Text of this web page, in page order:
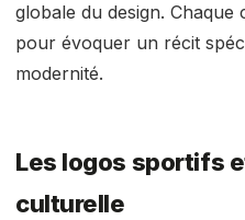
globale du design.
pour évoquer un récit
modernité.
Les logos sportifs
culturelle